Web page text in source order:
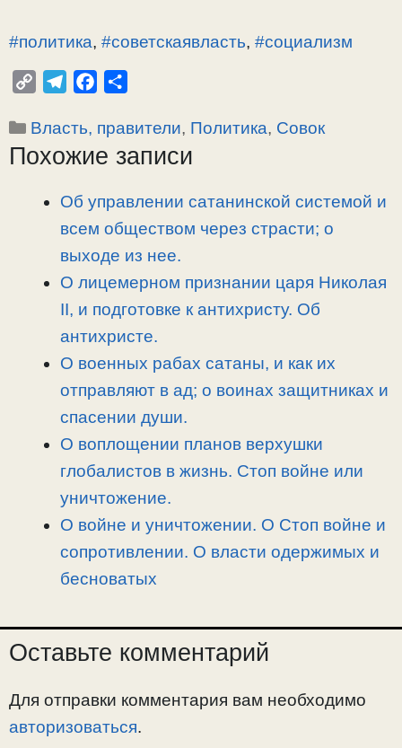
#политика, #советскаявласть, #социализм
p
y
l
e
r
c
e
o
п
р
в
Рубрики
Власть, правители, Политика, Совок
Похожие записи
Об управлении сатанинской системой и
всем обществом через страсти; о
выходе из нее.
О лицемерном признании царя Николая
II, и подготовке к антихристу. Об
антихристе.
О военных рабах сатаны, и как их
отправляют в ад; о воинах защитниках и
спасении души.
О воплощении планов верхушки
глобалистов в жизнь. Стоп войне или
уничтожение.
О войне и уничтожении. О Стоп войне и
сопротивлении. О власти одержимых и
бесноватых
Оставьте комментарий
Для отправки комментария вам необходимо
авторизоваться.